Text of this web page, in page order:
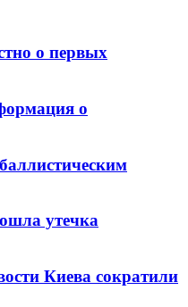
о первых
о
утечка
Киева сократили